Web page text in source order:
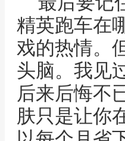
精英跑车在
戏的热情。
头脑。我见
后来后悔不
肤只是让你